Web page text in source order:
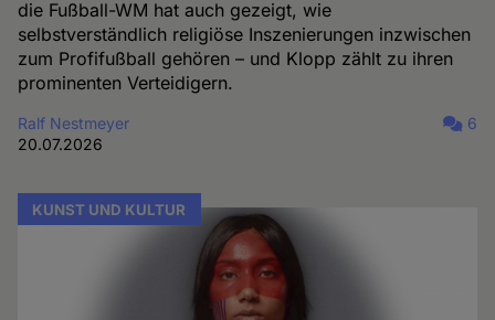
die Fußball-WM hat auch gezeigt, wie
selbstverständlich religiöse Inszenierungen inzwischen
zum Profifußball gehören – und Klopp zählt zu ihren
prominenten Verteidigern.
Ralf Nestmeyer
20.07.2026
6
KUNST UND KULTUR